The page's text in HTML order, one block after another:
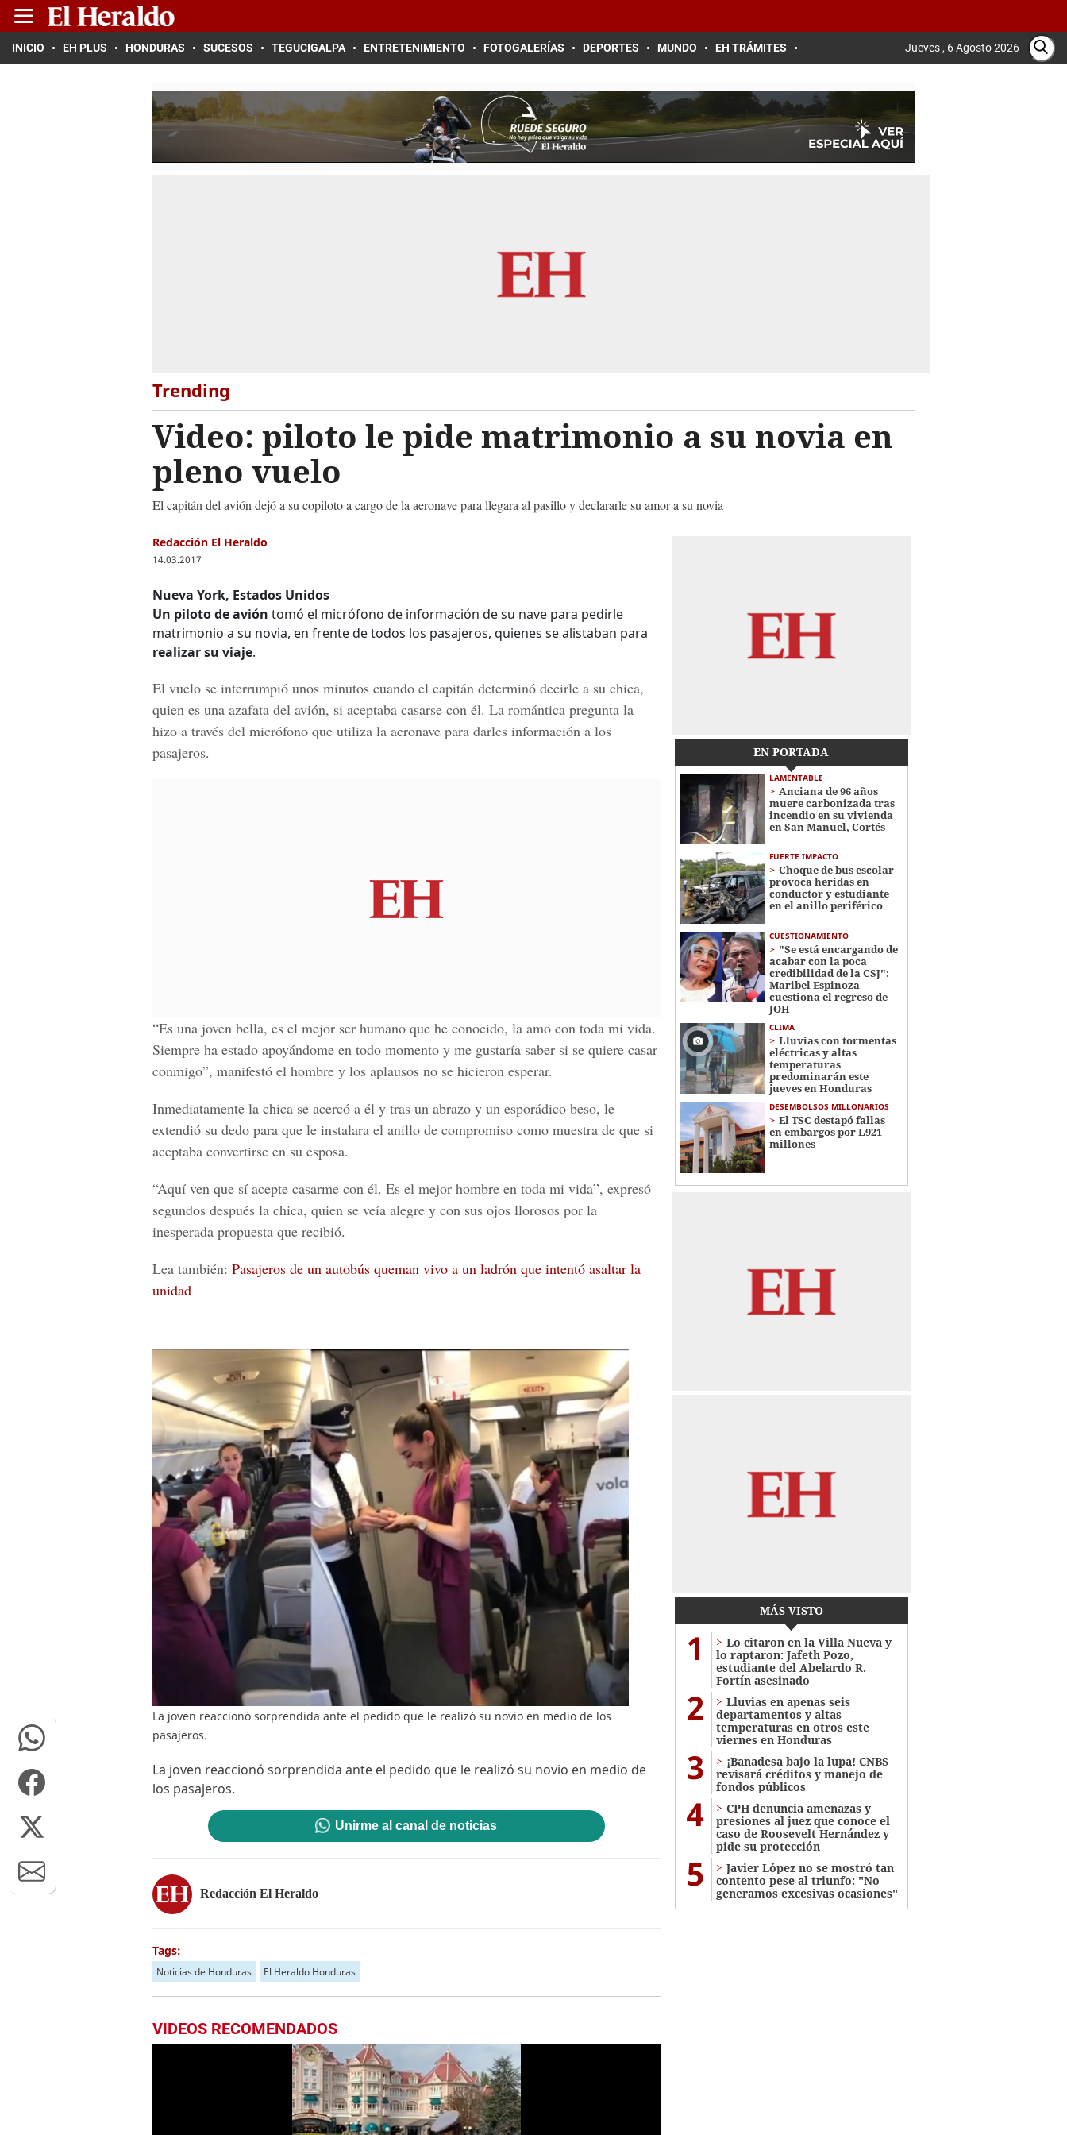
INICIO EH PLUS HONDURAS SUCESOS TEGUCIGALPA ENTRETENIMIENTO FOTOGALERÍAS DEPORTES MUNDO EH TRÁMITES Jueves , 6 Agosto 2026
Trending
Video: piloto le pide matrimonio a su novia en
pleno vuelo
El capitán del avión dejó a su copiloto a cargo de la aeronave para llegara al pasillo y declararle su amor a su novia
Redacción El Heraldo
14.03.2017
Nueva York, Estados Unidos
Un piloto de avión tomó el micrófono de información de su nave para pedirle
matrimonio a su novia, en frente de todos los pasajeros, quienes se alistaban para
realizar su viaje.
El vuelo se interrumpió unos minutos cuando el capitán determinó decirle a su chica,
quien es una azafata del avión, si aceptaba casarse con él. La romántica pregunta la
hizo a través del micrófono que utiliza la aeronave para darles información a los
pasajeros.
“Es una joven bella, es el mejor ser humano que he conocido, la amo con toda mi vida.
Siempre ha estado apoyándome en todo momento y me gustaría saber si se quiere casar
conmigo”, manifestó el hombre y los aplausos no se hicieron esperar.
Inmediatamente la chica se acercó a él y tras un abrazo y un esporádico beso, le
extendió su dedo para que le instalara el anillo de compromiso como muestra de que si
aceptaba convertirse en su esposa.
“Aquí ven que sí acepte casarme con él. Es el mejor hombre en toda mi vida”, expresó
segundos después la chica, quien se veía alegre y con sus ojos llorosos por la
inesperada propuesta que recibió.
Lea también: Pasajeros de un autobús queman vivo a un ladrón que intentó asaltar la
unidad
La joven reaccionó sorprendida ante el pedido que le realizó su novio en medio de los
pasajeros.
La joven reaccionó sorprendida ante el pedido que le realizó su novio en medio de
los pasajeros.
Unirme al canal de noticias
Redacción El Heraldo
Tags:
Noticias de Honduras El Heraldo Honduras
VIDEOS RECOMENDADOS
EN PORTADA
LAMENTABLE
Anciana de 96 años
muere carbonizada tras
incendio en su vivienda
en San Manuel, Cortés
FUERTE IMPACTO
Choque de bus escolar
provoca heridas en
conductor y estudiante
en el anillo periférico
CUESTIONAMIENTO
"Se está encargando de
acabar con la poca
credibilidad de la CSJ":
Maribel Espinoza
cuestiona el regreso de
JOH
CLIMA
Lluvias con tormentas
eléctricas y altas
temperaturas
predominarán este
jueves en Honduras
DESEMBOLSOS MILLONARIOS
El TSC destapó fallas
en embargos por L921
millones
MÁS VISTO
1
Lo citaron en la Villa Nueva y
lo raptaron: Jafeth Pozo,
estudiante del Abelardo R.
Fortín asesinado
2
Lluvias en apenas seis
departamentos y altas
temperaturas en otros este
viernes en Honduras
3
¡Banadesa bajo la lupa! CNBS
revisará créditos y manejo de
fondos públicos
4
CPH denuncia amenazas y
presiones al juez que conoce el
caso de Roosevelt Hernández y
pide su protección
5
Javier López no se mostró tan
contento pese al triunfo: "No
generamos excesivas ocasiones"